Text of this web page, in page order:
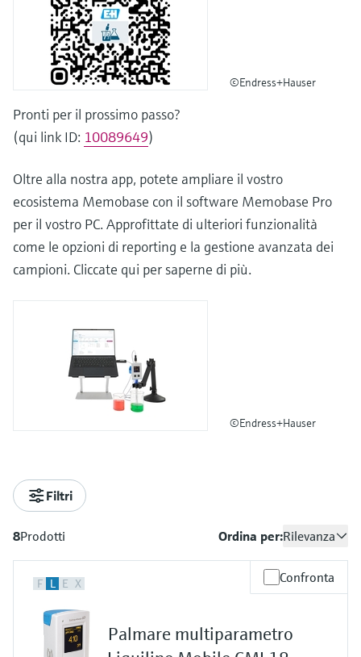
©Endress+Hauser
Pronti per il prossimo passo?
(qui link ID: 10089649)
Oltre alla nostra app, potete ampliare il vostro
ecosistema Memobase con il software Memobase Pro
per il vostro PC. Approfittate di ulteriori funzionalità
come le opzioni di reporting e la gestione avanzata dei
campioni. Cliccate qui per saperne di più.
©Endress+Hauser
Filtri
8Prodotti Ordina per:Rilevanza
F L E X Confronta
Palmare multiparametro